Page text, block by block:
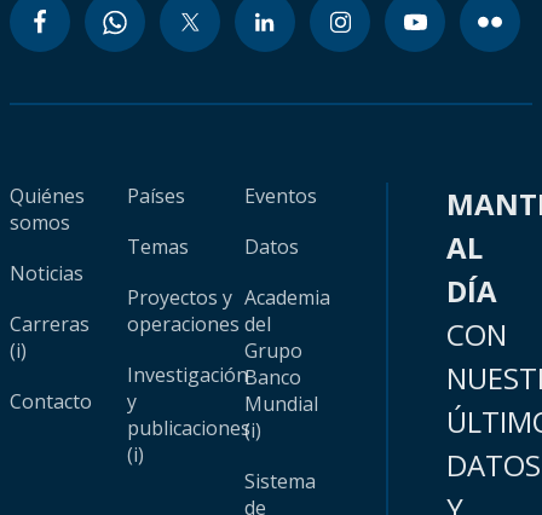
Quiénes
somos
Noticias
Carreras
(i)
Contacto
Países
Temas
Proyectos y
operaciones
Investigación
y
publicaciones
(i)
Eventos
Datos
Academia
del
Grupo
Banco
Mundial
(i)
Sistema
de
AL
DÍA
CON
DATOS